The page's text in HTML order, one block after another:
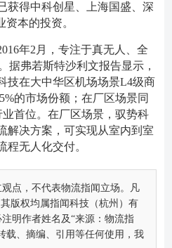
获得中科创星、上海国盛、深
本的投资。
年2月，专注于真无人、全
据弗若斯特沙利文报告显示，
技在大中华区机场场景L4级商
的市场份额；在厂区场景同
首位。在厂区场景，驭势科
解决方案，可实现从室内到室
程无人化交付。
点，不代表物流指闻立场。凡
版权均属指闻科技（杭州）有
明作者姓名及“来源：物流指
载、摘编、引用等任何使用，我